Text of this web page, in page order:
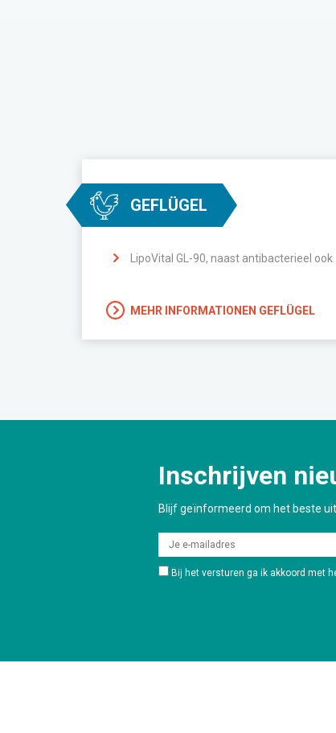
GEFLÜGEL
LipoVital GL-90, naast antibacterieel ook ontstekingsremmende effecten
MEHR INFORMATIONEN GEFLÜGEL
Inschrijven
Blijf geïnformeerd om het beste
Bij het versturen ga ik akkoord met